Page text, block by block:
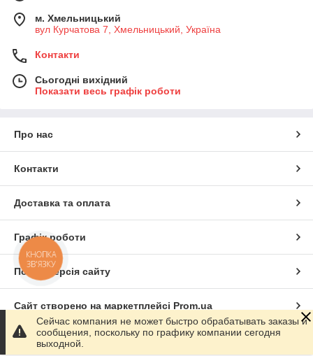
м. Хмельницький
вул Курчатова 7, Хмельницький, Україна
Контакти
Сьогодні вихідний
Показати весь графік роботи
Про нас
Контакти
Доставка та оплата
Графік роботи
Повна версія сайту
Сайт створено на маркетплейсі Prom.ua
Політика конфіденційності
Сейчас компания не может быстро обрабатывать заказы и
сообщения, поскольку по графику компании сегодня
выходной.
КНОПКА
ЗВ'ЯЗКУ